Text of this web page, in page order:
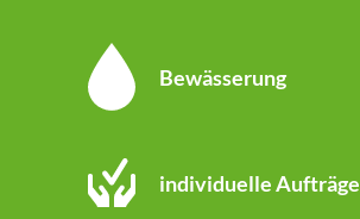
Bewässerung
individuelle Aufträge